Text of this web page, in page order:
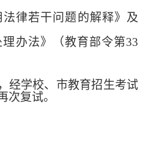
律若干问题的解释》及
理办法》（教育部令第33
经学校、市教育招生考试
次复试。